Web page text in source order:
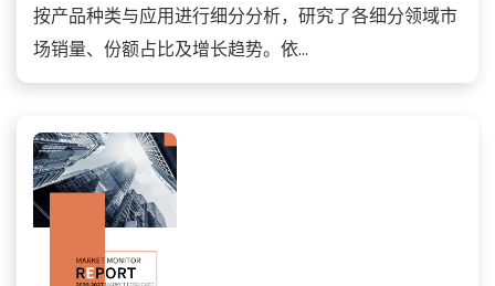
按产品种类与应用进行细分分析，研究了各细分领域市
场销量、份额占比及增长趋势。依...